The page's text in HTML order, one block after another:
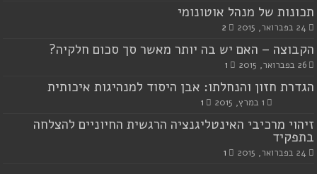
תכונות של מנהל אוטונומי
24 בפברואר, 2015 2
הקבוצה – האם יש בה יותר מאשר סך סכום חלקיה?
26 בפברואר, 2015 1
הגדרת חזון והנחלתו: אבן היסוד למנהיגות איכותית
1 במרץ, 2015 1
זיהוי מרכיבי האינטליגנציה הרגשית החיוניים להצלחה
בתפקיד
24 בפברואר, 2015 1